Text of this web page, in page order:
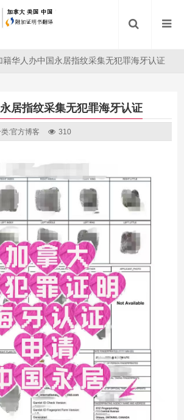
籍华人办中国永居指纹采集无犯罪海牙认证
居指纹采集无犯罪海牙认证
:官方博客 310